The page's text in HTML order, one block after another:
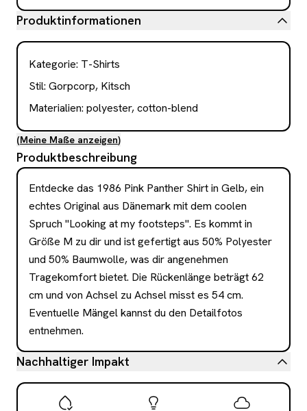
Produktinformationen
Kategorie: T-Shirts
Stil: Gorpcorp, Kitsch
Materialien: polyester, cotton-blend
(Meine Maße anzeigen)
Produktbeschreibung
Entdecke das 1986 Pink Panther Shirt in Gelb, ein
echtes Original aus Dänemark mit dem coolen
Spruch "Looking at my footsteps". Es kommt in
Größe M zu dir und ist gefertigt aus 50% Polyester
und 50% Baumwolle, was dir angenehmen
Tragekomfort bietet. Die Rückenlänge beträgt 62
cm und von Achsel zu Achsel misst es 54 cm.
Eventuelle Mängel kannst du den Detailfotos
entnehmen.
Nachhaltiger Impakt